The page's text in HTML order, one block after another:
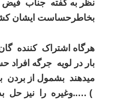
بخاطرحساست ایشان
هرگاه اشتراک کننده
بار در لویه جرگه
) …..وغیره را نیز حل